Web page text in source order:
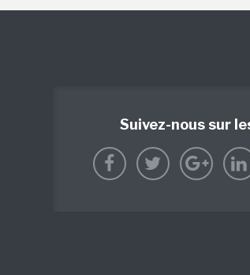
Suivez-nous sur